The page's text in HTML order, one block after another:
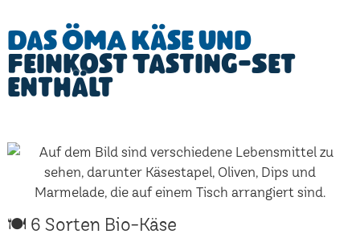
Das ÖMA Käse und
Feinkost Tasting-Set
enthält
🍽 6 Sorten Bio-Käse